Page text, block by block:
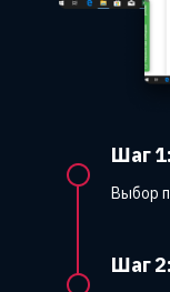
Шаг 1:
Выбор
Шаг 2: